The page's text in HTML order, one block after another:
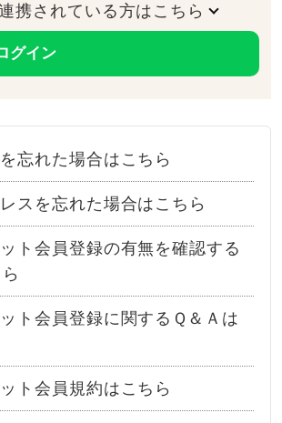
携されている方はこちら
グイン
忘れた場合はこちら
スを忘れた場合はこちら
ト会員登録の有無を確認する
ト会員登録に関するＱ＆Ａは
ト会員規約はこちら